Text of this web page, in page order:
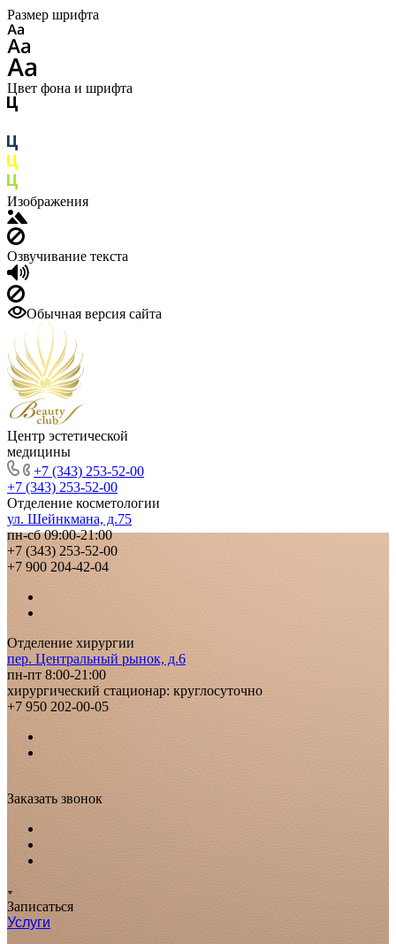
Размер шрифта
Цвет фона и шрифта
Изображения
Озвучивание текста
Обычная версия сайта
Центр эстетической
медицины
+7 (343) 253-52-00
+7 (343) 253-52-00
Отделение косметологии
ул. Шейнкмана, д.75
пн-сб 09:00-21:00
+7 (343) 253-52-00
+7 900 204-42-04
Отделение хирургии
пер. Центральный рынок, д.6
пн-пт 8:00-21:00
хирургический стационар: круглосуточно
+7 950 202-00-05
Заказать звонок
Записаться
Услуги